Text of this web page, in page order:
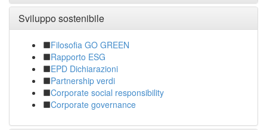
Sviluppo sostenibile
Filosofia GO GREEN
Rapporto ESG
EPD Dichiarazioni
Partnership verdi
Corporate social responsibility
Corporate governance